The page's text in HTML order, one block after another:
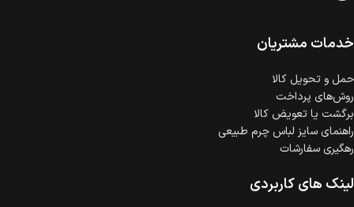
گارانتی معتبر برای تمامی محصولات ارائه می‌شود.خدمات مشتریان
حمل‌ و تحویل کالا
روش‌های پرداخت
برگشت یا تعویض کالا
راهنمای سایز لباس چرم طبیعی
رهگیری سفارشات
لینک های کاربردی